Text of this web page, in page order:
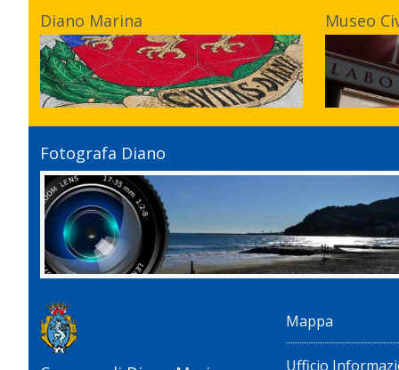
Diano Marina Museo
Fotografa Diano
Mappa
Ufficio